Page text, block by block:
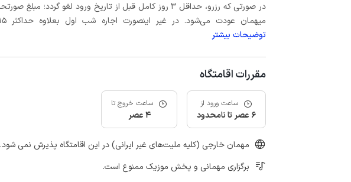
میهمان عودت می‌شود. در غیر اینصورت اجاره شب اول بعلاوه حداکثر 15 درصد شب‌های باقیمانده کسر می‌شود.
توضیحات بیشتر
مقررات اقامتگاه
ساعت ورود از
6 عصر تا نامحدود
ساعت خروج تا
4 عصر
مهمان خارجی (کلیه ملیت‌های غیر ایرانی) در این اقامتگاه پذیرش نمی شود.
برگزاری مهمانی و پخش موزیک ممنوع است.